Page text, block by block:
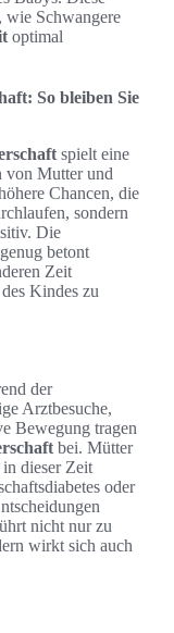
wie Schwangere
optimal
So bleiben Sie
spielt eine
von Mutter und
Chancen, die
sondern
Die
betont
Zeit
Kindes zu
der
Arztbesuche,
Bewegung tragen
bei. Mütter
dieser Zeit
oder
nicht nur zu
wirkt sich auch